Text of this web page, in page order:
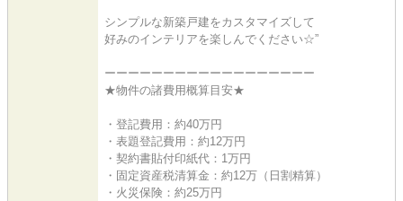
シンプルな新築戸建をカスタマイズして
好みのインテリアを楽しんでください☆”
ーーーーーーーーーーーーーーーーーー
★物件の諸費用概算目安★
・登記費用：約40万円
・表題登記費用：約12万円
・契約書貼付印紙代：1万円
・固定資産税清算金：約12万（日割精算）
・火災保険：約25万円